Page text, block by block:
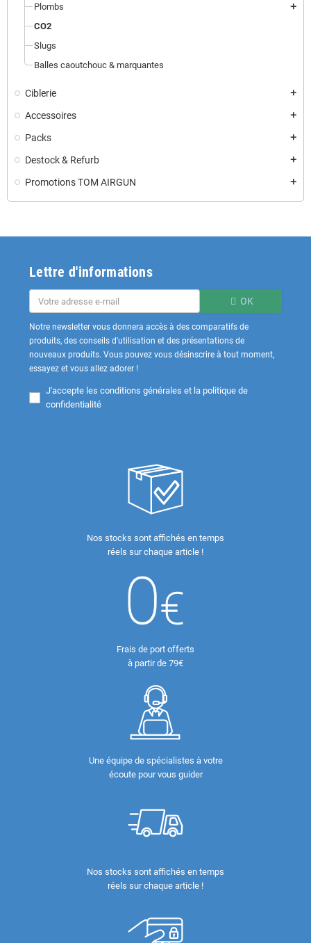
Plombs
add
CO2
Slugs
Balles caoutchouc & marquantes
Ciblerie add
Accessoires add
Packs add
Destock & Refurb add
Promotions TOM AIRGUN add
Lettre d'informations
OK
Notre newsletter vous donnera accès à des comparatifs de
produits, des conseils d'utilisation et des présentations de
nouveaux produits. Vous pouvez vous désinscrire à tout moment,
essayez et vous allez adorer !
J'accepte les conditions générales et la politique de
confidentialité
Nos stocks sont affichés en temps
réels sur chaque article !
Frais de port offerts
à partir de 79€
Une équipe de spécialistes à votre
écoute pour vous guider
Nos stocks sont affichés en temps
réels sur chaque article !